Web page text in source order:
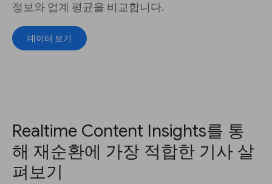
정보와 업계 평균을 비교합니다.
데이터 보기
Realtime Content Insights를 통
해 재순환에 가장 적합한 기사 살
펴보기